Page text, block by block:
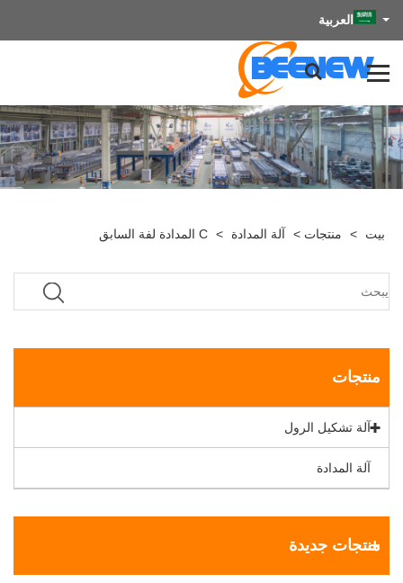
العربية
بيت > منتجات > آلة المدادة > C المدادة لفة السابق
منتجات
آلة تشكيل الرول
آلة المدادة
منتجات جديدة